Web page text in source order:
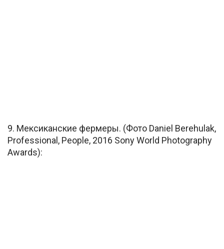
9. Мексиканские фермеры. (Фото Daniel Berehulak,
Professional, People, 2016 Sony World Photography
Awards):